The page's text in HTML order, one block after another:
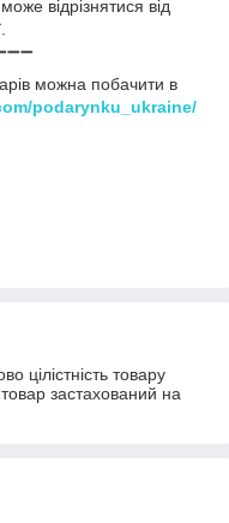
відрізнятися від
можна побачити в
podarynku_ukraine/
цілістність товару
застахований на